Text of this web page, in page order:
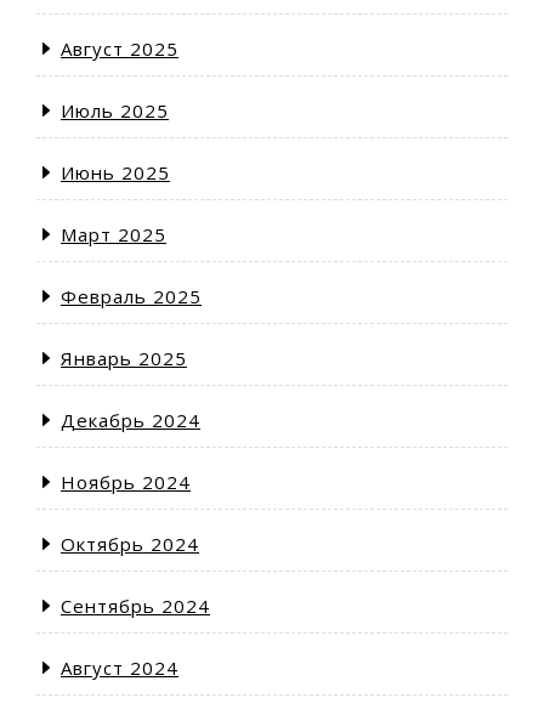
Август 2025
Июль 2025
Июнь 2025
Март 2025
Февраль 2025
Январь 2025
Декабрь 2024
Ноябрь 2024
Октябрь 2024
Сентябрь 2024
Август 2024